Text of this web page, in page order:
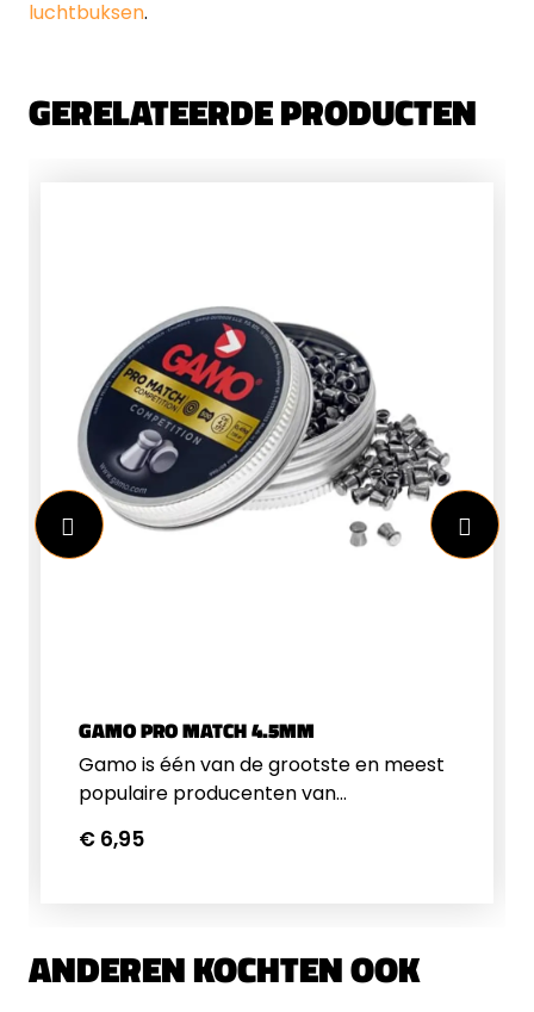
luchtbuksen.
GERELATEERDE PRODUCTEN
GAMO PRO MATCH 4.5MM
Gamo is één van de grootste en meest
populaire producenten van
accessoires voor de schietsport. Ze
(.177")0.51g7.87gr500 stuks per blik
€ 6,95
ANDEREN KOCHTEN OOK